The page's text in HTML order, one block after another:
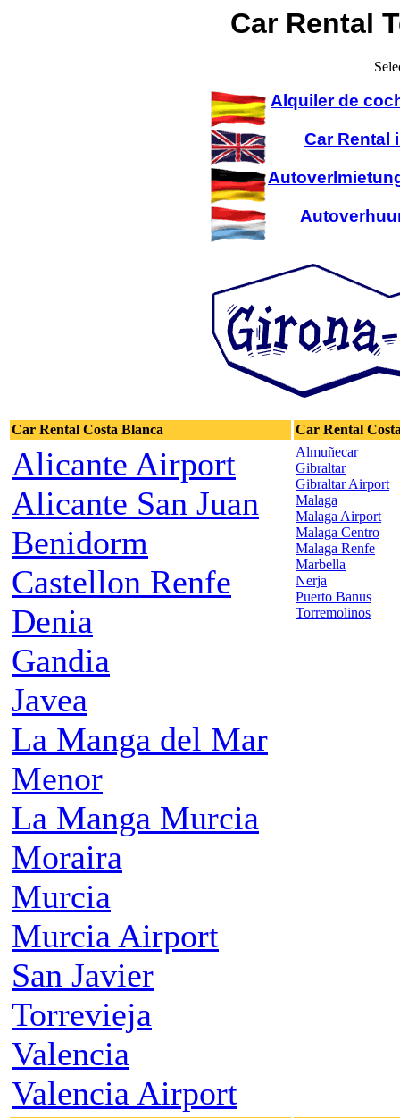
Car Rental
Alquiler de
Car Rental
Car Rental Costa Blanca Car Rental
Alicante Airport
Alicante San Juan
Benidorm
Castellon Renfe
Denia
Gandia
Javea
La Manga del Mar
Menor
La Manga Murcia
Moraira
Murcia
Murcia Airport
San Javier
Torrevieja
Valencia
Valencia Airport
Almuñecar
Gibraltar
Gibraltar Airport
Malaga
Malaga Airport
Malaga Centro
Malaga Renfe
Marbella
Nerja
Puerto Banus
Torremolinos